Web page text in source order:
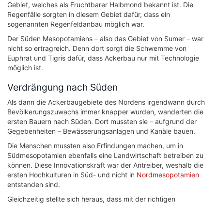
Gebiet, welches als Fruchtbarer Halbmond bekannt ist. Die
Regenfälle sorgten in diesem Gebiet dafür, dass ein
sogenannten Regenfeldanbau möglich war.
Der Süden Mesopotamiens – also das Gebiet von Sumer – war
nicht so ertragreich. Denn dort sorgt die Schwemme von
Euphrat und Tigris dafür, dass Ackerbau nur mit Technologie
möglich ist.
Verdrängung nach Süden
Als dann die Ackerbaugebiete des Nordens irgendwann durch
Bevölkerungszuwachs immer knapper wurden, wanderten die
ersten Bauern nach Süden. Dort mussten sie – aufgrund der
Gegebenheiten – Bewässerungsanlagen und Kanäle bauen.
Die Menschen mussten also Erfindungen machen, um in
Südmesopotamien ebenfalls eine Landwirtschaft betreiben zu
können. Diese Innovationskraft war der Antreiber, weshalb die
ersten Hochkulturen in Süd- und nicht in Nordmesopotamien
entstanden sind.
Gleichzeitig stellte sich heraus, dass mit der richtigen